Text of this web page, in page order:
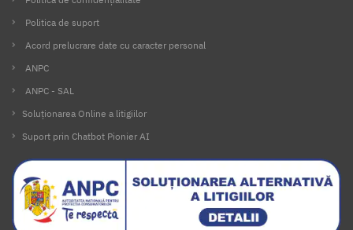
Politica de suport
Acord prelucrare date cu caracter personal
ANPC
ANPC - SAL
Soluționarea Online a litigiilor
Suport prin Chatbot Pionier AI